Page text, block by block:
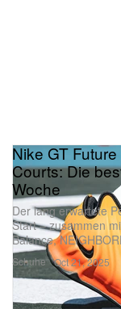
Schuhe
Nike GT
Courts: Die
Woche
Der lang erwartete
Start – zusammen
Balance,
Oct 21, 2025